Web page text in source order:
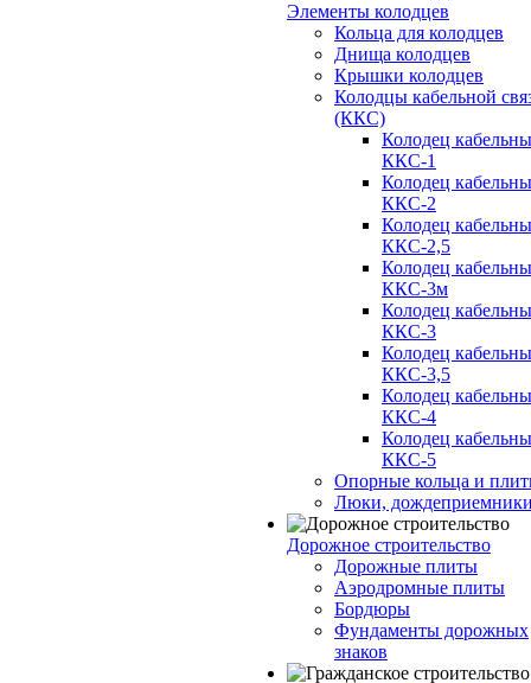
Элементы колодцев
Кольца для колодцев
Днища колодцев
Крышки колодцев
Колодцы кабельной
(ККС)
Колодец
ККС-1
Колодец
ККС-2
Колодец
ККС-2,5
Колодец
ККС-3м
Колодец
ККС-3
Колодец
ККС-3,5
Колодец
ККС-4
Колодец
ККС-5
Опорные кольца и
Люки,
Дорожное строительство
Дорожные плиты
Аэродромные плиты
Бордюры
Фундаменты дорожных
знаков